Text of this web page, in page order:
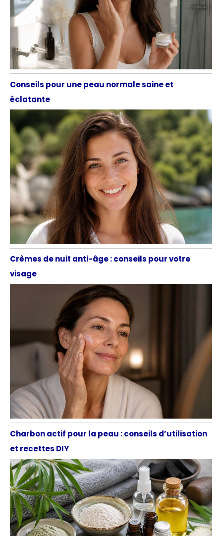
Conseils pour une peau normale saine et
éclatante
Crèmes de nuit anti-âge : conseils pour votre
visage
Charbon actif pour la peau : conseils d’utilisation
et recettes DIY